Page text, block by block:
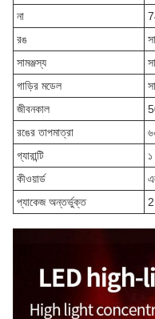
না
রঙ
সামঞ্জস্য
গাড়ির মডেল
জীবনকাল
রঙের তাপমাত্রা
গ্যারান্টি
কীওয়ার্ড
প্যাকেজ অন্তর্ভুক্ত